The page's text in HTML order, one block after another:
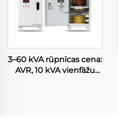
3–60 kVA rūpnīcas cena:
AVR, 10 kVA vienfāžu